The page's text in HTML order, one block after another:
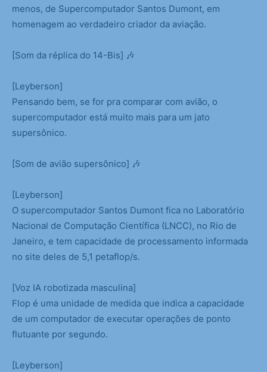
menos, de Supercomputador Santos Dumont, em
homenagem ao verdadeiro criador da aviação.
[Som da réplica do 14-Bis] 🎶
[Leyberson]
Pensando bem, se for pra comparar com avião, o
supercomputador está muito mais para um jato
supersônico.
[Som de avião supersônico] 🎶
[Leyberson]
O supercomputador Santos Dumont fica no Laboratório
Nacional de Computação Científica (LNCC), no Rio de
Janeiro, e tem capacidade de processamento informada
no site deles de 5,1 petaflop/s.
[Voz IA robotizada masculina]
Flop é uma unidade de medida que indica a capacidade
de um computador de executar operações de ponto
flutuante por segundo.
[Leyberson]